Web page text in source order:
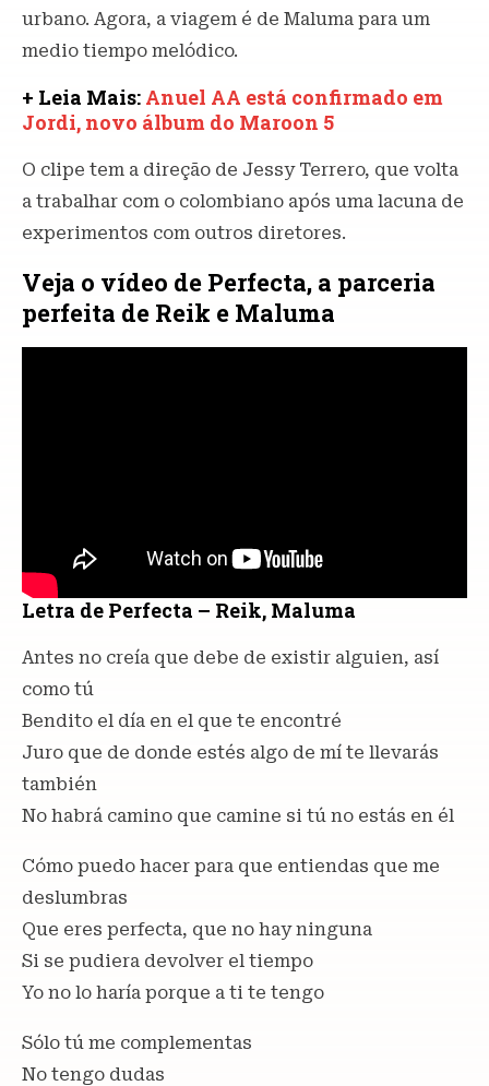
urbano. Agora, a viagem é de Maluma para um
medio tiempo melódico.
+ Leia Mais: Anuel AA está confirmado em
Jordi, novo álbum do Maroon 5
O clipe tem a direção de Jessy Terrero, que volta
a trabalhar com o colombiano após uma lacuna de
experimentos com outros diretores.
Veja o vídeo de Perfecta, a parceria
perfeita de Reik e Maluma
Letra de Perfecta – Reik, Maluma
Antes no creía que debe de existir alguien, así
como tú
Bendito el día en el que te encontré
Juro que de donde estés algo de mí te llevarás
también
No habrá camino que camine si tú no estás en él
Cómo puedo hacer para que entiendas que me
deslumbras
Que eres perfecta, que no hay ninguna
Si se pudiera devolver el tiempo
Yo no lo haría porque a ti te tengo
Sólo tú me complementas
No tengo dudas